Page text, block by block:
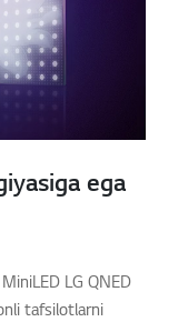
ega
LG QNED
tafsilotlarni